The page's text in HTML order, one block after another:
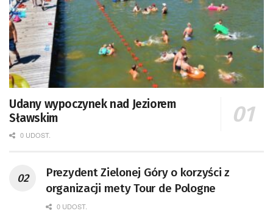
Udany wypoczynek nad Jeziorem
Sławskim
0 UDOST.
Prezydent Zielonej Góry o korzyści z
organizacji mety Tour de Pologne
0 UDOST.